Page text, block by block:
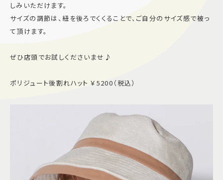
よくあるご質問
サイトマップ
プライバシーポリシー
しみいただけます。
サイズの調節は、紐を後ろでくくることで、ご自分のサイズ感で被っ
て頂けます。
ぜひ店頭でお試しくださいませ♪
ポリジュート後割れハット ￥5200（税込）